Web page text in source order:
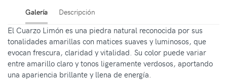
Galería Descripción
El Cuarzo Limón es una piedra natural reconocida por sus
tonalidades amarillas con matices suaves y luminosos, que
evocan frescura, claridad y vitalidad. Su color puede variar
entre amarillo claro y tonos ligeramente verdosos, aportando
una apariencia brillante y llena de energía.